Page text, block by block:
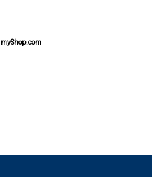
myShop.com